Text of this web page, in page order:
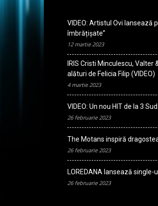
VIDEO: Artistul Ovi lansează
îmbrățișate”
12 martie 2023
IRIS Cristi Minculescu, Valter
alături de Felicia Filip (VIDEO)
4 martie 2023
VIDEO: Un nou HIT de la 3 Sud
26 februarie 2023
The Motans inspiră
26 februarie 2023
LOREDANA lansează single-
26 februarie 2023